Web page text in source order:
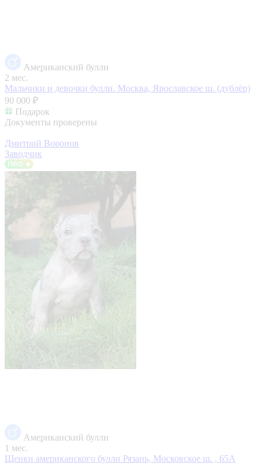
Американский булли
2 мес.
Мальчики и девочки булли. Москва, Ярославское ш. (дублёр)
90 000 ₽
Подарок
Документы проверены
Дмитрий Воронов
Заводчик
Американский булли
1 мес.
Щенки американского булли Рязань, Московское ш. , 65А